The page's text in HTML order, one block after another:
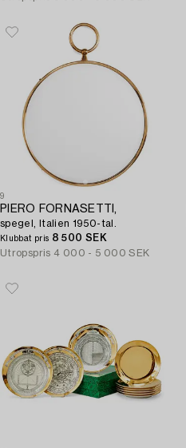
9
PIERO FORNASETTI,
spegel, Italien 1950-tal.
Klubbat pris 8 500 SEK
Utropspris 4 000 - 5 000 SEK